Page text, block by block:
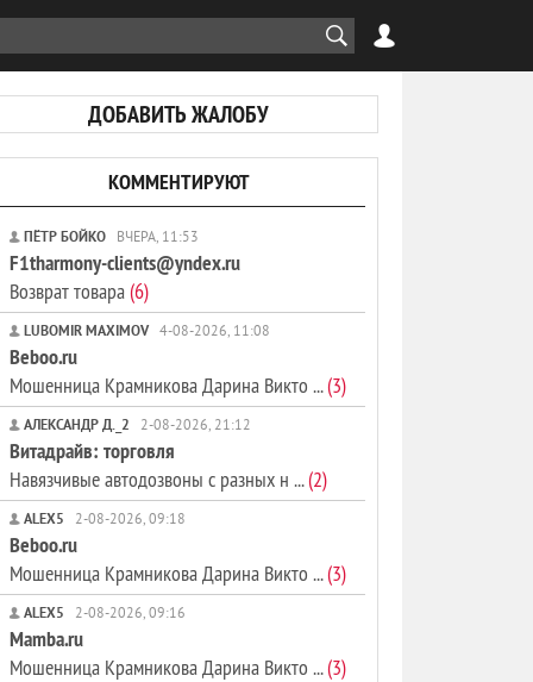
ДОБАВИТЬ ЖАЛОБУ
КОММЕНТИРУЮТ
ПЁТР БОЙКО ВЧЕРА, 11:53
F1tharmony-clients@yndex.ru
Возврат товара(6)
LUBOMIR MAXIMOV 4-08-2026, 11:08
Beboo.ru
Мошенница Крамникова Дарина Викто ...(3)
АЛЕКСАНДР Д._2 2-08-2026, 21:12
Витадрайв: торговля
Навязчивые автодозвоны с разных н ...(2)
ALEX5 2-08-2026, 09:18
Beboo.ru
Мошенница Крамникова Дарина Викто ...(3)
ALEX5 2-08-2026, 09:16
Mamba.ru
Мошенница Крамникова Дарина Викто ...(3)